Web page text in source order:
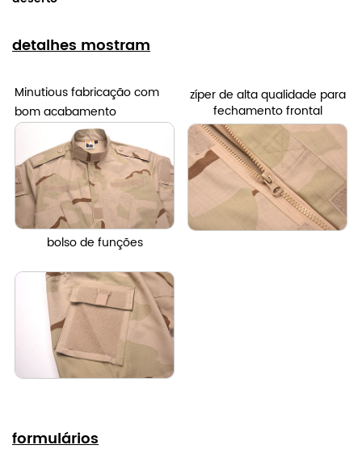
detalhes mostram
Minutious fabricação com
bom acabamento
zíper de alta qualidade para
fechamento frontal
bolso de funções
formulários